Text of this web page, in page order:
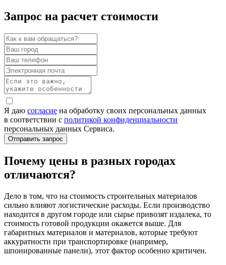
Запрос на расчет стоимости
Я даю согласие на обработку своих персональных данных
в соответствии с политикой конфиденциальности
персональных данных Сервиса.
Почему цены в разных городах
отличаются?
Дело в том, что на стоимость строительных материалов
сильно влияют логистические расходы. Если производство
находится в другом городе или сырье привозят издалека, то
стоимость готовой продукции окажется выше. Для
габаритных материалов и материалов, которые требуют
аккуратности при транспортировке (например,
шпонированные панели), этот фактор особенно критичен.